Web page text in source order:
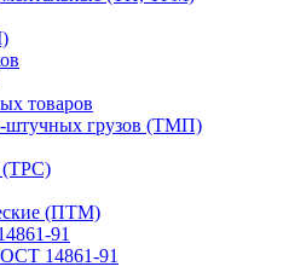
товаров
штучных грузов (ТМП)
(ТРС)
(ПТМ)
91
14861-91